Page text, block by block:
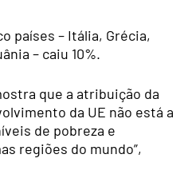
países – Itália, Grécia,
– caiu 10%.
que a atribuição da
da UE não está a
de pobreza e
regiões do mundo”,